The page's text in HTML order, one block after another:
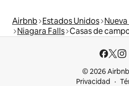
Airbnb Estados Unidos
Niagara Falls Casas de
© 2026
Privacidad